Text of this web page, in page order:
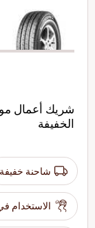
شريك أعمال
الخفيفة
شاحنة خفيفة
الاستخدام